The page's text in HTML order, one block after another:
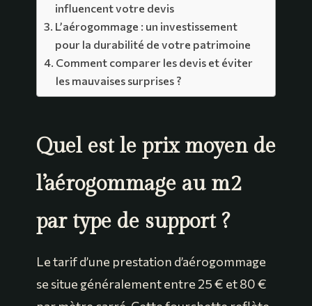
influencent votre devis
L’aérogommage : un investissement
pour la durabilité de votre patrimoine
Comment comparer les devis et éviter
les mauvaises surprises ?
Quel est le prix moyen de
l’aérogommage au m2
par type de support ?
Le tarif d’une prestation d’aérogommage
se situe généralement entre 25 € et 80 €